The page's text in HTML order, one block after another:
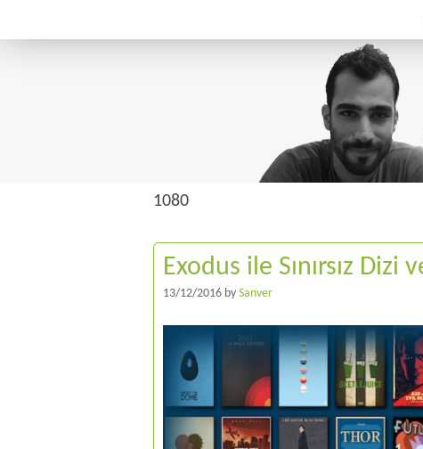
1080
Exodus ile Sınırsız Dizi
13/12/2016 by Sanver